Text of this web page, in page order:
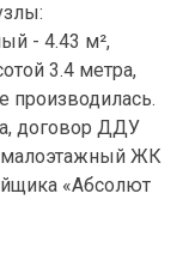
- 4.43 м²,
3.4 метра,
производилась.
договор ДДУ
малоэтажный ЖК
«Абсолют